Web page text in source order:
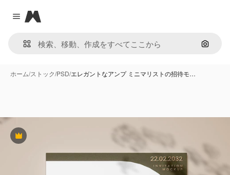
Close menu
Magnific
画像で
ホーム/ストック/PSD/エレガントなアンプ ミニマリストの招待モ…
Premium